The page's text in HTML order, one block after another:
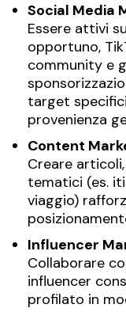
Social Media
Essere attivi
opportuno,
community e
target
provenienza
Content
Creare
tematici (es.
viaggio)
Influencer
Collaborare
influencer
profilato in